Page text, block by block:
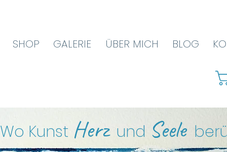
SHOP GALERIE ÜBER MICH BLOG
Wo Kunst Herz und Seele